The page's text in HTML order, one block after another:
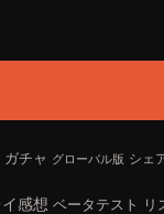
ガチャ グローバル版 シェ
感想 ベータテスト リ